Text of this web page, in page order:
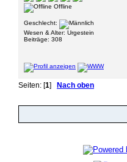
Offline
Geschlecht:
Wesen & Alter: Urgestein
Beiträge: 308
Seiten: [1] Nach oben